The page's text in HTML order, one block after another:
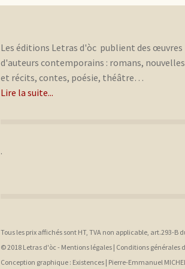
Les éditions Letras d'òc publient des œuvres
d'auteurs contemporains : romans, nouvelles
et récits, contes, poésie, théâtre…
Lire la suite...
.
Tous les prix affichés sont HT, TVA non applicable, art.293-B
© 2018 Letras d'òc - Mentions légales | Conditions générales
Conception graphique : Existences | Pierre-Emmanuel MICHEL